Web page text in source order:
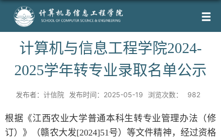
计算机与信息工程学院2024-
2025学年转专业录取名单公示
发布者：计信院 发布时间：2025-05-19 浏览次数： 982
根据《江西农业大学普通本科生转专业管理办法（修
订）》（赣农大发[2024]51号）等文件精神，经过资格